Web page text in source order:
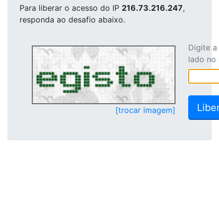
Para liberar o acesso do IP 216.73.216.247,
responda ao desafio abaixo.
[trocar imagem]
Digite
lado no